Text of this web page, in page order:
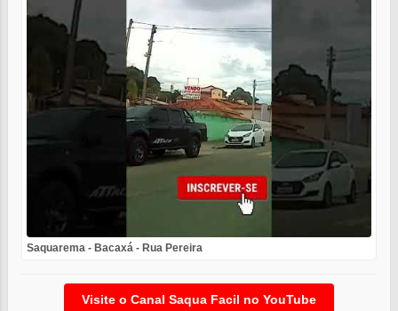
Saquarema - Bacaxá - Rua Pereira
Visite o Canal Saqua Facil no YouTube